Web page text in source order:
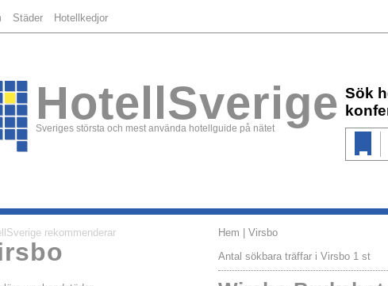
Städer Hotellkedjor
HotellSverige
Sveriges största och mest använda hotellguide på nätet
Sök
rekommenderar Hem | Virsbo
Antal sökbara träffar i Virsbo 1 st